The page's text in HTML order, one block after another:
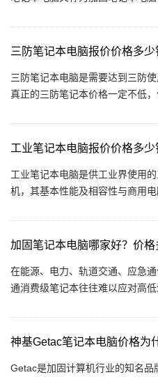
些比较苛刻的应用环境需求，比
三防笔记本电脑报价价格多少
三防笔记本电脑是需要达到三防
真正的三防笔记本价格一定不低
不错的表现，鲁成伟业就是专门
工业笔记本电脑报价价格多少
工业笔记本电脑是供工业界使用
机，其基本性能及相容性与商用
鲁成伟业工业电脑（FOXKPC）
加固笔记本电脑哪家好？价格
在能源、电力、轨道交通、应急
通消费级笔记本往往难以应对高
少行业用户的常见选择。那么，
神基Getac笔记本电脑价格为
Getac是加固计算机行业的知名品